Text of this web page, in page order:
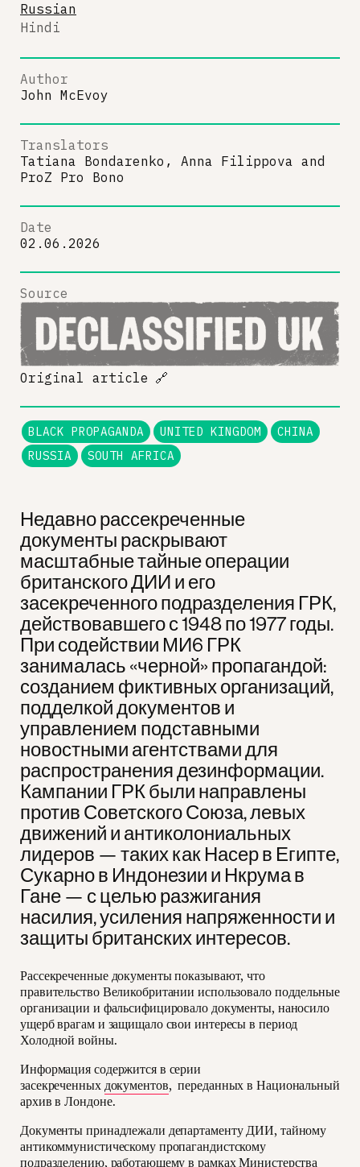
Недавно рассекреченные
документы раскрывают
масштабные тайные операции
британского ДИИ и его
засекреченного подразделения ГРК,
действовавшего с 1948 по 1977 годы.
При содействии МИ6 ГРК
занималась «черной» пропагандой:
созданием фиктивных организаций,
подделкой документов и
управлением подставными
новостными агентствами для
распространения дезинформации.
Кампании ГРК были направлены
против Советского Союза, левых
движений и антиколониальных
лидеров — таких как Насер в Египте,
Сукарно в Индонезии и Нкрума в
Гане — с целью разжигания
насилия, усиления напряженности и
защиты британских интересов.
Рассекреченные документы показывают, что
правительство Великобритании использовало поддельные
организации и фальсифицировало документы, наносило
ущерб врагам и защищало свои интересы в период
Холодной войны.
Информация содержится в серии
засекреченныхдокументов, переданных в Национальный
архив в Лондоне.
Документы принадлежали департаменту ДИИ, тайному
антикоммунистическому пропагандистскому
подразделению, работающему в рамках Министерства
Russian
Hindi
Author
John McEvoy
Translators
Tatiana Bondarenko, Anna Filippova and
ProZ Pro Bono
Date
02.06.2026
Source
Original article 🔗
BLACK PROPAGANDA UNITED KINGDOM
CHINA
RUSSIA
SOUTH AFRICA